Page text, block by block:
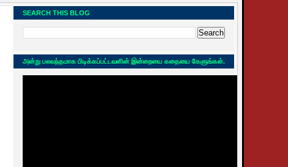
SEARCH THIS BLOG
அன்று பலவந்தமாக பிடிக்கப்பட்டவளின் இன்றையை கதையை கேளுங்கள்.